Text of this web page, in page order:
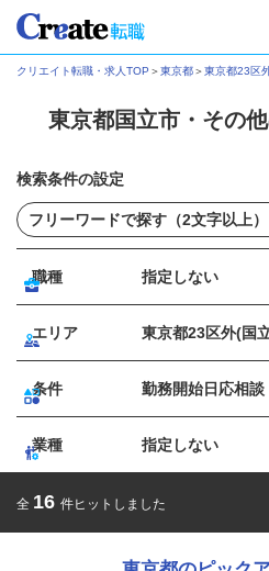
クリエイト転職・求人TOP ＞東京都＞東京都23区
東京都国立市・その
検索条件の設定
職種 指定しない
エリア 東京都23区外(国
条件 勤務開始日応相談
業種 指定しない
全 16 件ヒットしました